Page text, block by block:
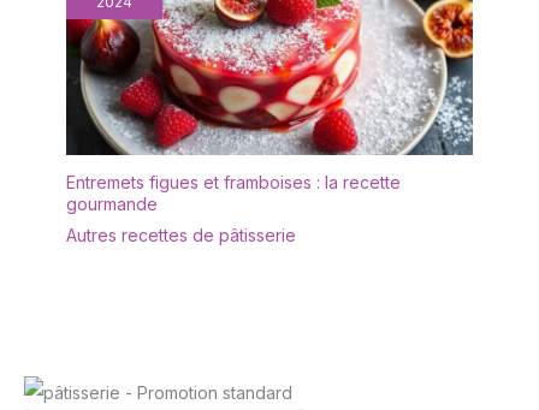
Entremets figues et framboises : la recette
gourmande
Autres recettes de pâtisserie